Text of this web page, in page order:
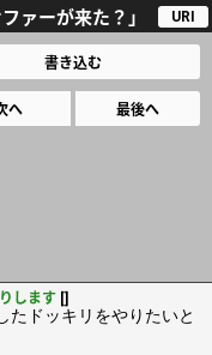
ァーが来た？」 URI
書き込む
へ 最後へ
します []
たドッキリをやりたいと